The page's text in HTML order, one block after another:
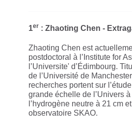
1er : Zhaoting Chen -
Zhaoting Chen est
postdoctoral à l’Institute for
l’Universite' d’Édimbourg.
de l’Université de
recherches portent sur
grande échelle de l’Univers
l’hydrogène neutre à 21 cm
observatoire SKAO.